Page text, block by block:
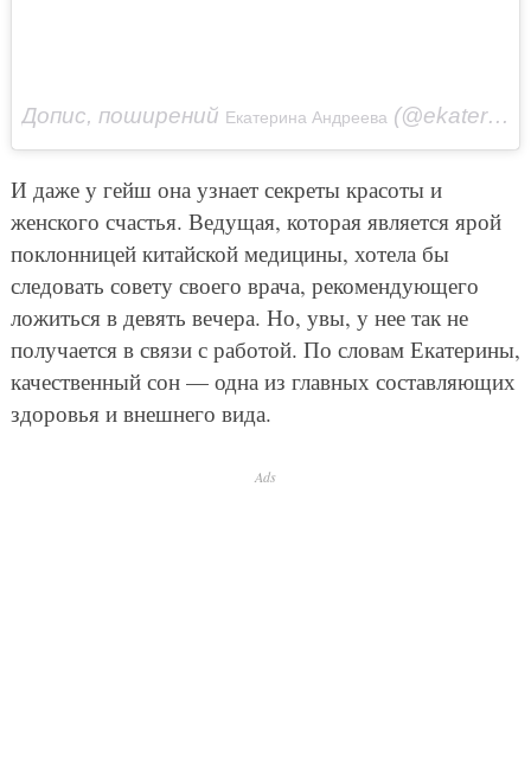
Допис, поширений Екатерина Андреева (@ekaterinaandreeva_official)
И даже у гейш она узнает секреты красоты и
женского счастья. Ведущая, которая является ярой
поклонницей китайской медицины, хотела бы
следовать совету своего врача, рекомендующего
ложиться в девять вечера. Но, увы, у нее так не
получается в связи с работой. По словам Екатерины,
качественный сон — одна из главных составляющих
здоровья и внешнего вида.
Ads